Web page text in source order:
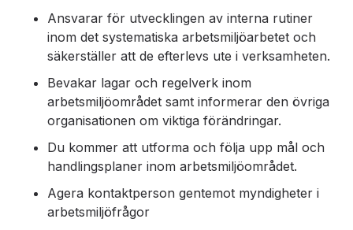
Ansvarar för utvecklingen av interna rutiner
inom det systematiska arbetsmiljöarbetet och
säkerställer att de efterlevs ute i verksamheten.
Bevakar lagar och regelverk inom
arbetsmiljöområdet samt informerar den övriga
organisationen om viktiga förändringar.
Du kommer att utforma och följa upp mål och
handlingsplaner inom arbetsmiljöområdet.
Agera kontaktperson gentemot myndigheter i
arbetsmiljöfrågor